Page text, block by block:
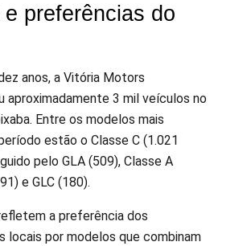
e preferências do
anos, a Vitória Motors
aproximadamente 3 mil veículos no
Entre os modelos mais
estão o Classe C (1.021
pelo GLA (509), Classe A
e GLC (180).
a preferência dos
locais por modelos que combinam